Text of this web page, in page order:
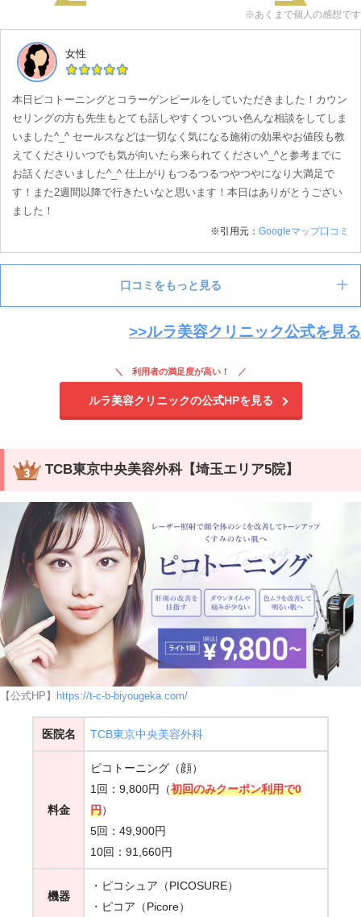
※あくまで個人の感想です
女性
本日ピコトーニングとコラーゲンピールをしていただきました！カウン
セリングの方も先生もとても話しやすくついつい色んな相談をしてしま
いました^_^ セールスなどは一切なく気になる施術の効果やお値段も教
えてくださりいつでも気が向いたら来られてください^_^と参考までに
お話くださいました^_^ 仕上がりもつるつるつやつやになり大満足で
す！また2週間以降で行きたいなと思います！本日はありがとうござい
ました！
※引用元： Googleマップ口コミ
口コミをもっと見る
Googleマップ口コミ
女性
>>ルラ美容クリニック公式を見る
利用者の満足度が高い！
ルラ美容クリニックの公式HPを見る
TCB東京中央美容外科【埼玉エリア5院】
【公式HP】 https://t-c-b-biyougeka.com/
医院名 TCB東京中央美容外科
料金
ピコトーニング（顔）
1回：9,800円（初回のみクーポン利用で0
円）
5回：49,900円
10回：91,660円
機器
・ピコシュア（PICOSURE）
・ピコア（Picore）